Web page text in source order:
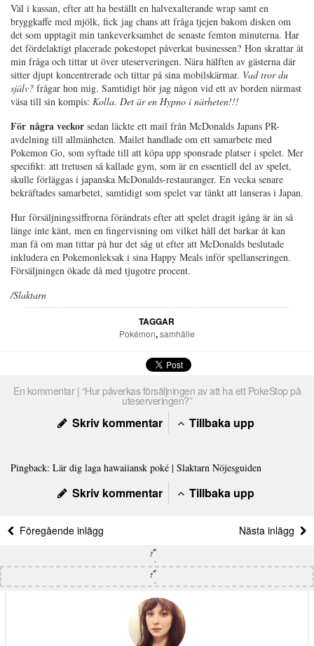
Väl i kassan, efter att ha beställt en halvexalterande wrap samt en
bryggkaffe med mjölk, fick jag chans att fråga tjejen bakom disken om
det som upptagit min tankeverksamhet de senaste femton minuterna. Har
det fördelaktigt placerade pokestopet påverkat businessen? Hon skrattar åt
min fråga och tittar ut över uteserveringen. Nära hälften av gästerna där
sitter djupt koncentrerade och tittar på sina mobilskärmar. Vad tror du
själv? frågar hon mig. Samtidigt hör jag någon vid ett av borden närmast
väsa till sin kompis: Kolla. Det är en Hypno i närheten!!!
För några veckor sedan läckte ett mail från McDonalds Japans PR-
avdelning till allmänheten. Mailet handlade om ett samarbete med
Pokemon Go, som syftade till att köpa upp sponsrade platser i spelet. Mer
specifikt: att tretusen så kallade gym, som är en essentiell del av spelet,
skulle förläggas i japanska McDonalds-restauranger. En vecka senare
bekräftades samarbetet, samtidigt som spelet var tänkt att lanseras i Japan.
Hur försäljningssiffrorna förändrats efter att spelet dragit igång är än så
länge inte känt, men en fingervisning om vilket håll det barkar åt kan
man få om man tittar på hur det såg ut efter att McDonalds beslutade
inkludera en Pokemonleksak i sina Happy Meals inför spellanseringen.
Försäljningen ökade då med tjugotre procent.
/Slaktarn
TAGGAR
Pokémon,samhälle
En kommentar | “Hur påverkas försäljningen av att ha ett PokeStop på
uteserveringen?”
Skriv kommentar Tillbaka upp
Pingback: Lär dig laga hawaiiansk poké | Slaktarn Nöjesguiden
Skriv kommentar Tillbaka upp
Föregående inlägg Nästa inlägg